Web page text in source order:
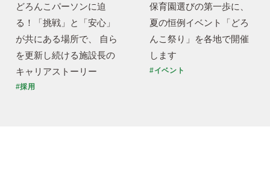
どろんこパーソンに迫
る！「挑戦」と「安心」
が共にある場所で、 自ら
を更新し続ける施設長の
キャリアストーリー
#採用
保育園選びの第一歩に、
夏の恒例イベント「どろ
んこ祭り」を各地で開催
します
#イベント